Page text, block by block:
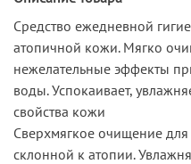
Средство ежедневной
атопичной кожи. Мягко
нежелательные эффекты
воды. Успокаивает,
свойства кожи
Сверхмягкое очищение
склонной к атопии.